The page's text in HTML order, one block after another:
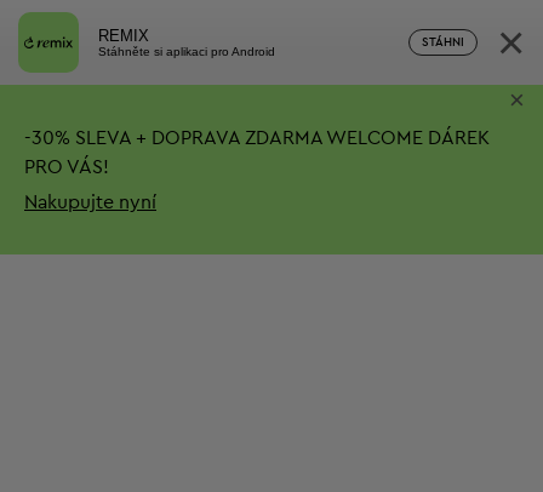
REMIX
Stáhněte si aplikaci pro Android
STÁHNI ×
-30% SLEVA + DOPRAVA ZDARMA WELCOME DÁREK
PRO VÁS!
Nakupujte nyní
×